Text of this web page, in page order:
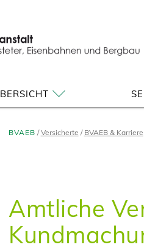
BVAEB Versicherte BVAEB & Karriere
Amtliche